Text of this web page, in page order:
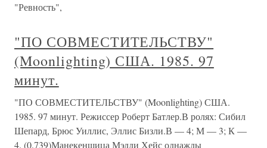
"Ревность",
"ПО СОВМЕСТИТЕЛЬСТВУ"
(Moonlighting) США. 1985. 97
минут.
"ПО СОВМЕСТИТЕЛЬСТВУ" (Moonlighting) США.
1985. 97 минут. Режиссер Роберт Батлер.В ролях: Сибил
Шепард, Брюс Уиллис, Эллис Бизли.В — 4; М — 3; К —
4. (0,739)Манекенщица Мэдди Хейс однажды